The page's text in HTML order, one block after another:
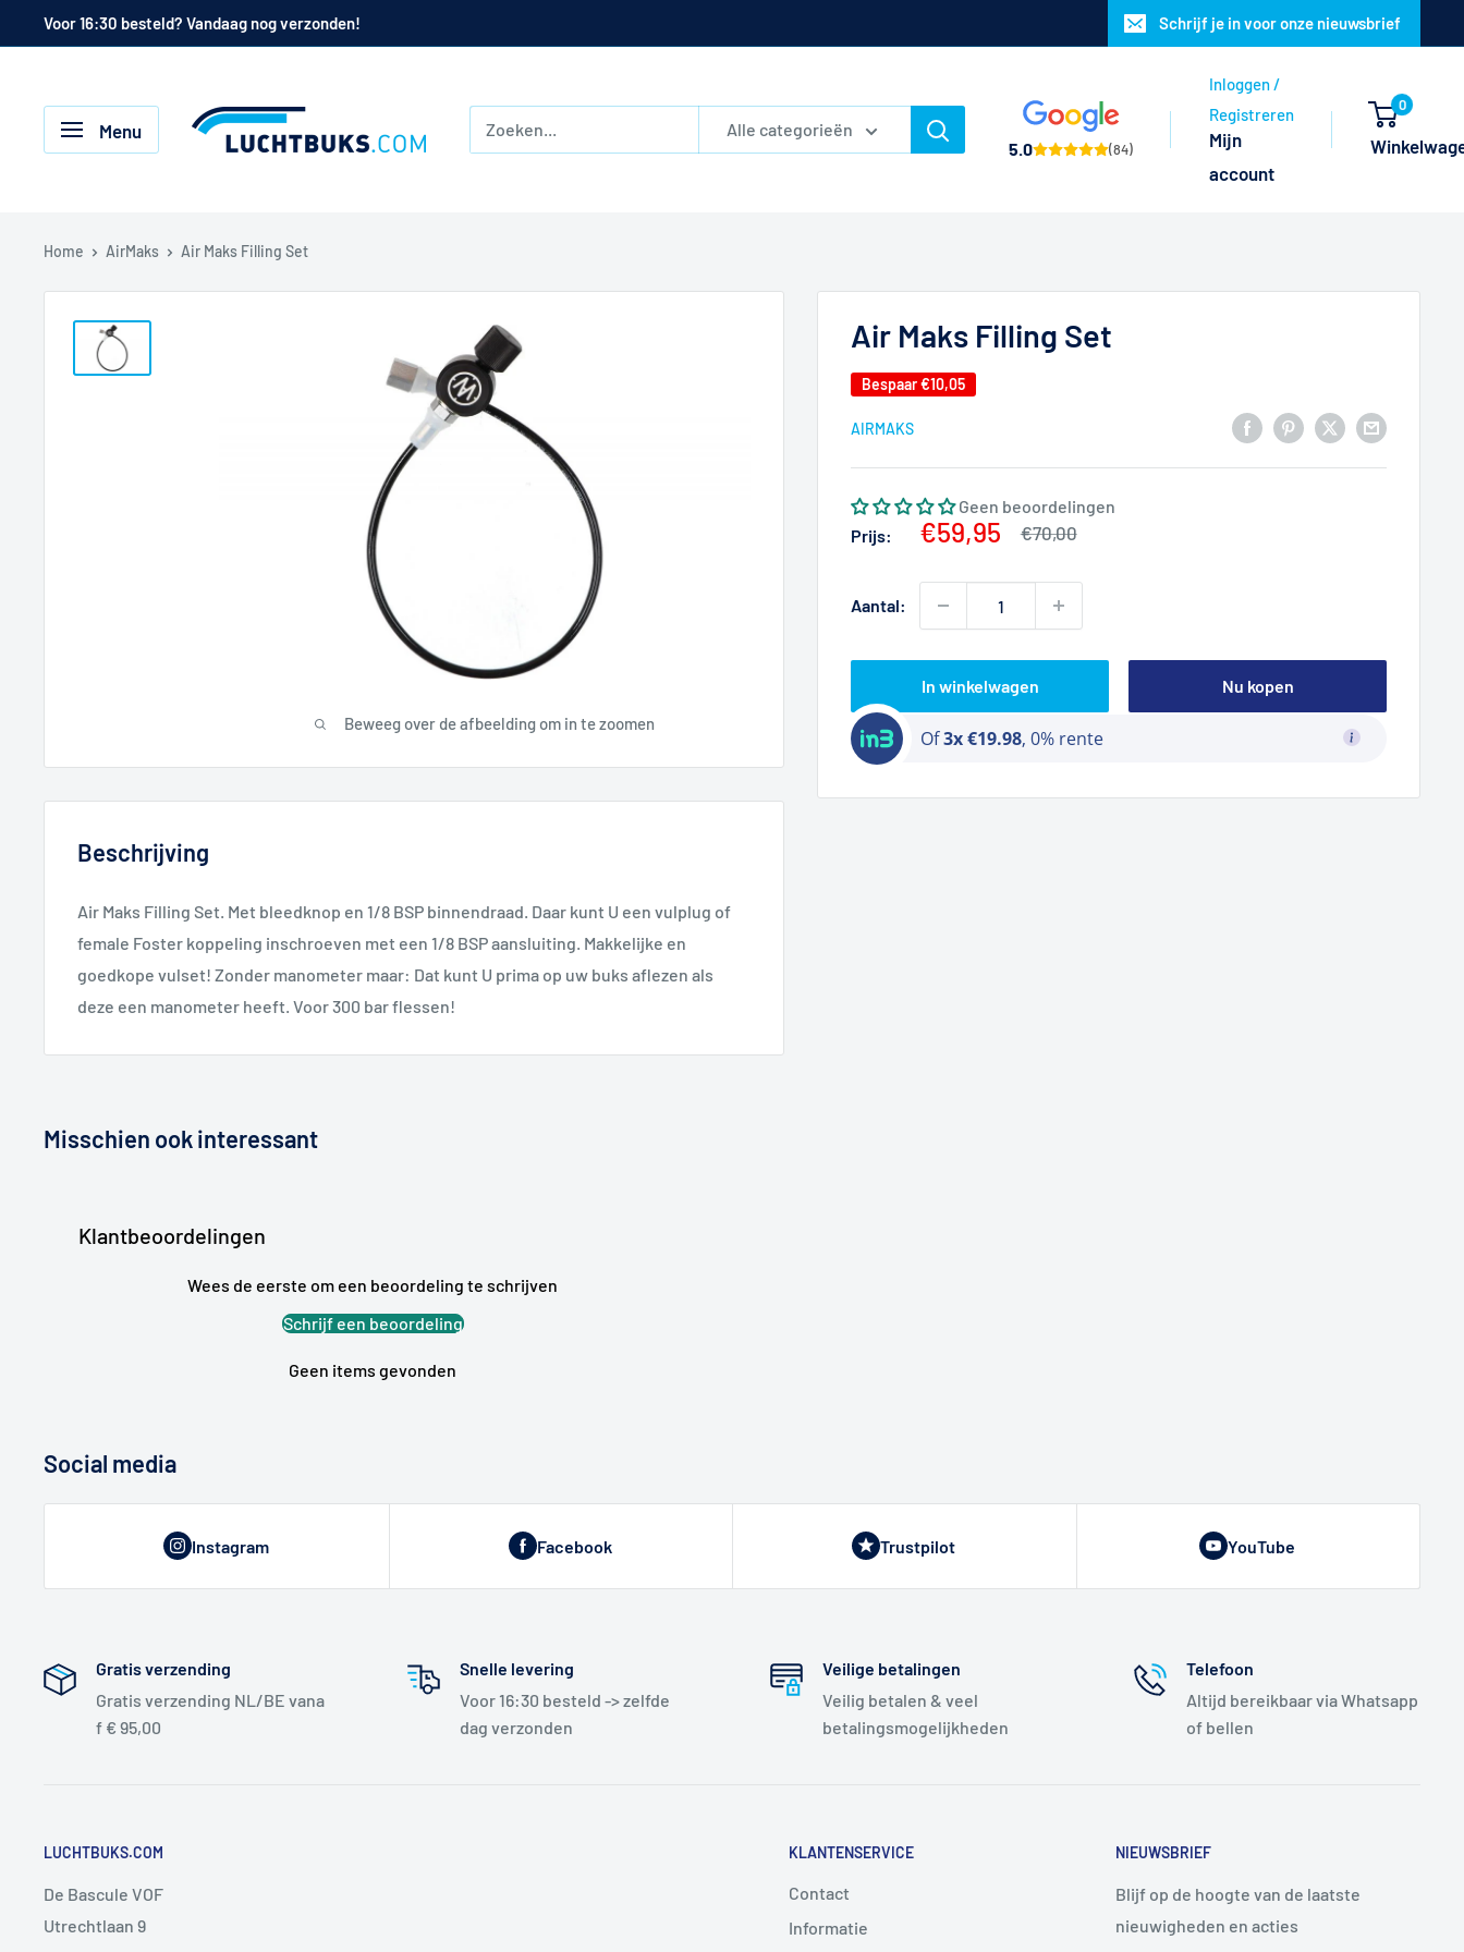
de
Voor 16:30 besteld? Vandaag nog verzonden! Schrijf je in voor onze nieuwsbrief
Menu Luchtbuks.com
Alle categorieën
5.0
(84)
Inloggen /
Registreren
Mijn
account
0
Home AirMaks Air Maks Filling Set
Beweeg over de afbeelding om in te zoomen
Air Maks Filling Set
Bespaar€10,05
AIRMAKS
Geen beoordelingen
Prijs:
Actieprijs
€59,95
Normale
€70,00
Aantal:
In winkelwagen Nu kopen
Of3x €19.98, 0% rente
Beschrijving
Air Maks Filling Set. Met bleedknop en 1/8 BSP binnendraad. Daar kunt U een vulplug of
female Foster koppeling inschroeven met een 1/8 BSP aansluiting. Makkelijke en
goedkope vulset! Zonder manometer maar: Dat kunt U prima op uw buks aflezen als
deze een manometer heeft. Voor 300 bar flessen!
Misschien ook interessant
Klantbeoordelingen
Wees de eerste om een beoordeling te schrijven
Schrijf een beoordeling
Geen items gevonden
Social media
Instagram Facebook Trustpilot YouTube
Gratis verzending
Gratis verzending NL/BE vana
f € 95,00
Snelle levering
Voor 16:30 besteld -> zelfde
dag verzonden
Veilige betalingen
Veilig betalen & veel
betalingsmogelijkheden
Telefoon
Altijd bereikbaar via Whatsapp
of bellen
LUCHTBUKS.COM
De Bascule VOF
Utrechtlaan 9
KLANTENSERVICE
Contact
Informatie
NIEUWSBRIEF
Blijf op de hoogte van de laatste
nieuwigheden en acties